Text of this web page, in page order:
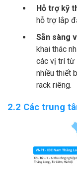
Hỗ trợ kỹ
hỗ trợ lắp
Sẵn sàng
khai thác
các vị trí từ
nhiều thiết
rack riêng.
2.2 Các trung